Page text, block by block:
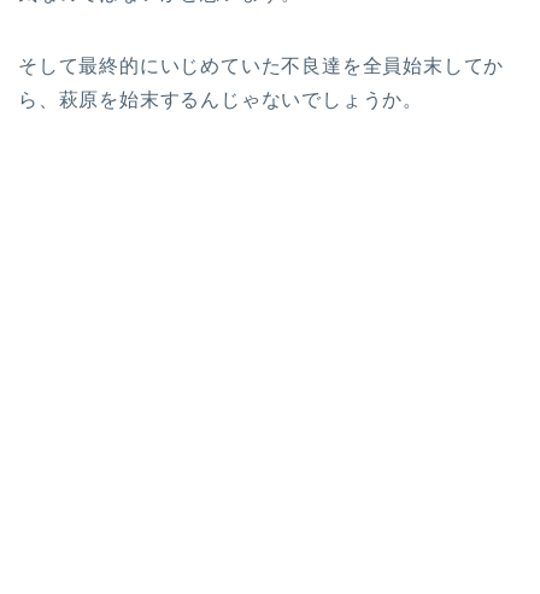
そして最終的にいじめていた不良達を全員始末してか
ら、萩原を始末するんじゃないでしょうか。